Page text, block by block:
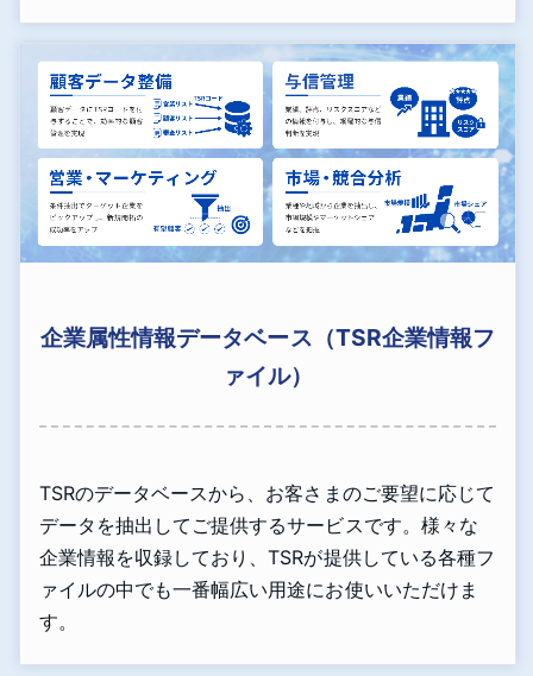
企業属性情報データベース（TSR企業情報フ
ァイル）
TSRのデータベースから、お客さまのご要望に応じて
データを抽出してご提供するサービスです。様々な
企業情報を収録しており、TSRが提供している各種フ
ァイルの中でも一番幅広い用途にお使いいただけま
す。